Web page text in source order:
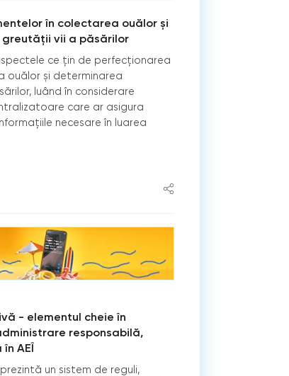
în colectarea ouălor și
vii a păsărilor
ce țin de perfecționarea
ouălor și determinarea
luând în considerare
care ar asigura
necesare în luarea
- elementul cheie în
responsabilă,
AEÎ
un sistem de reguli,